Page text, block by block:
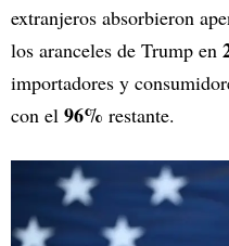
extranjeros absorbieron
los aranceles de Trump en
importadores y
con el 96% restante.